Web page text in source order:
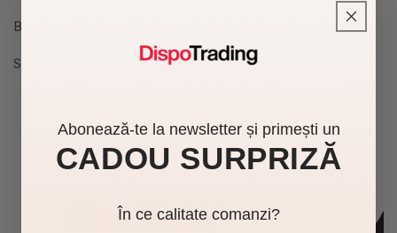
Buzunare: 5
Sezonalitate: All season
Cumpărate frecvent împreună
Abonează-te la newsletter și primești un
CADOU SURPRIZĂ
În ce calitate comanzi?